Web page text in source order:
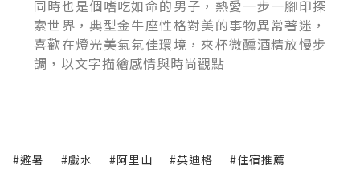
同時也是個嗜吃如命的男子，熱愛一步一腳印探
索世界，典型金牛座性格對美的事物異常著迷，
喜歡在燈光美氣氛佳環境，來杯微醺酒精放慢步
調，以文字描繪感情與時尚觀點
#避暑 #戲水 #阿里山 #英迪格 #住宿推薦